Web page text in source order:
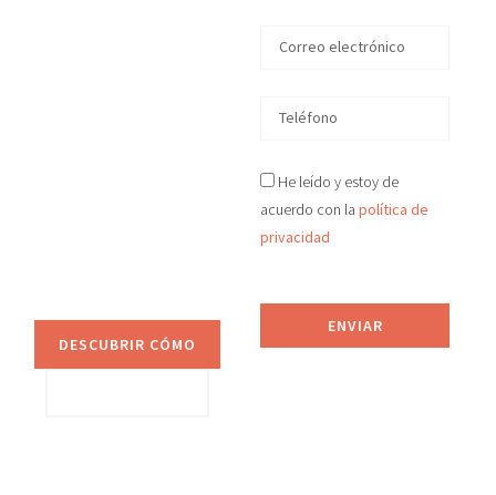
DESCUBRIR CÓMO
He leído y estoy de
acuerdo con lapolítica de
privacidad
ENVIAR